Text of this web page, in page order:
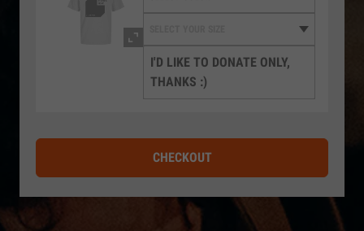
I'D LIKE TO DONATE ONLY,
THANKS :)
CHECKOUT